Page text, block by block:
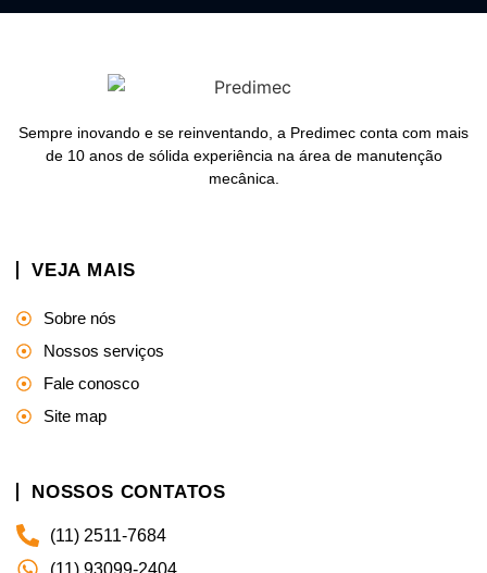
Sempre inovando e se reinventando, a Predimec conta com mais
de 10 anos de sólida experiência na área de manutenção
mecânica.
VEJA MAIS
Sobre nós
Nossos serviços
Fale conosco
Site map
NOSSOS CONTATOS
(11) 2511-7684
(11) 93099-2404